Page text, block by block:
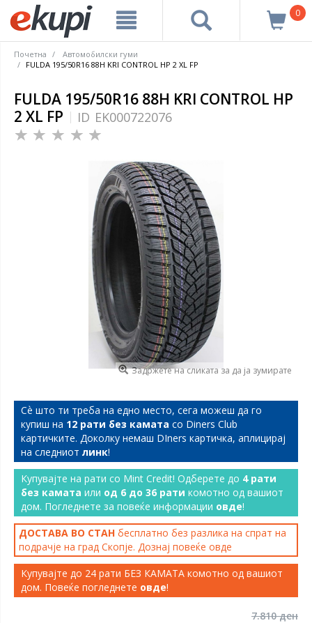
0
Почетна
Автомобилски гуми
FULDA 195/50R16 88H KRI CONTROL HP 2 XL FP
FULDA 195/50R16 88H KRI CONTROL HP
2 XL FP
ID EK000722076
Задржете на сликата за да ја зумирате
Сѐ што ти треба на едно место, сега можеш да го
купиш на 12 рати без камата со Diners Club
картичките. Доколку немаш DIners картичка, аплицирај
на следниот линк!
Купувајте на рати со Mint Credit! Одберете до 4 рати
без камата или од 6 до 36 рати комотно од вашиот
дом. Погледнете за повеќе информации овде!
ДОСТАВА ВО СТАН бесплатно без разлика на спрат на
подрачје на град Скопје. Дознај повеќе овде
Купувајте до 24 рати БЕЗ КАМАТА комотно од вашиот
дом. Повеќе погледнете овде!
7.810 ден